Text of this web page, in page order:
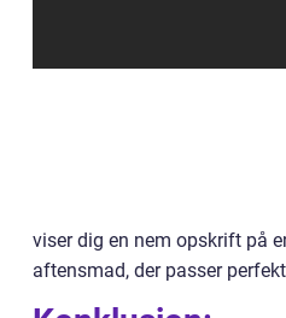
viser dig en nem opskrift på
aftensmad, der passer